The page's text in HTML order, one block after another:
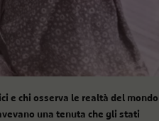
e chi osserva le realtà del mondo
una tenuta che gli stati